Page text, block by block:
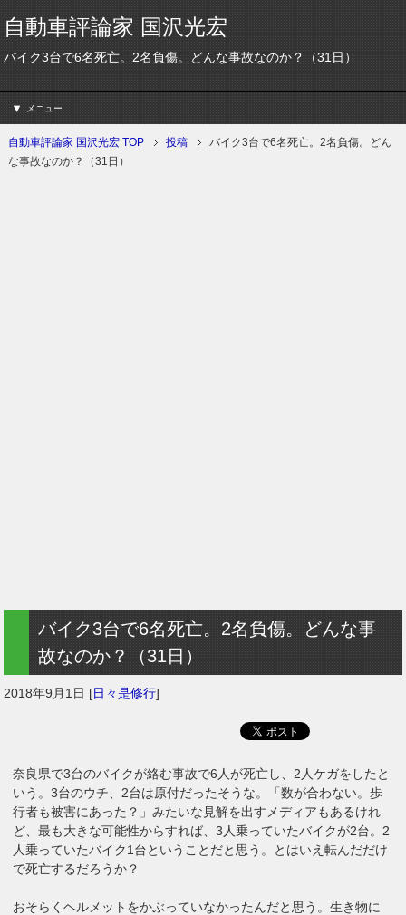
自動車評論家 国沢光宏
バイク3台で6名死亡。2名負傷。どんな事故なのか？（31日）
メニュー
自動車評論家 国沢光宏 TOP 投稿
バイク3台で6名死亡。2名負傷。どん
な事故なのか？（31日）
バイク3台で6名死亡。2名負傷。どんな事
故なのか？（31日）
2018年9月1日 [日々是修行]
奈良県で3台のバイクが絡む事故で6人が死亡し、2人ケガをしたと
いう。3台のウチ、2台は原付だったそうな。「数が合わない。歩
行者も被害にあった？」みたいな見解を出すメディアもあるけれ
ど、最も大きな可能性からすれば、3人乗っていたバイクが2台。2
人乗っていたバイク1台ということだと思う。とはいえ転んだだけ
で死亡するだろうか？
おそらくヘルメットをかぶっていなかったんだと思う。生き物に